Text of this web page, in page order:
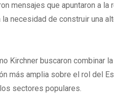
mensajes que apuntaron a
necesidad de construir una
Kirchner buscaron combinar
más amplia sobre el rol del
sectores populares.